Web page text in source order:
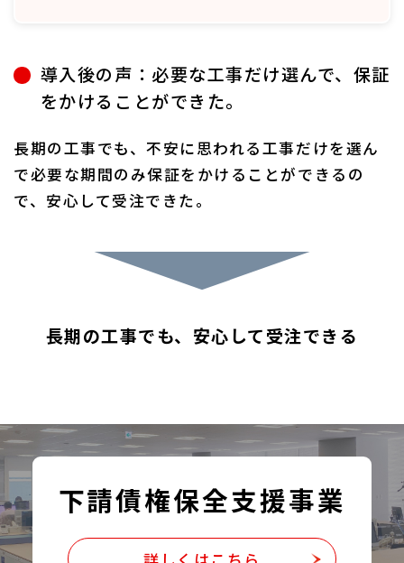
導入後の声：必要な工事だけ選んで、保証
をかけることができた。
長期の工事でも、不安に思われる工事だけを選ん
で必要な期間のみ保証をかけることができるの
で、安心して受注できた。
長期の工事でも、安心して受注できる
下請債権保全支援事業